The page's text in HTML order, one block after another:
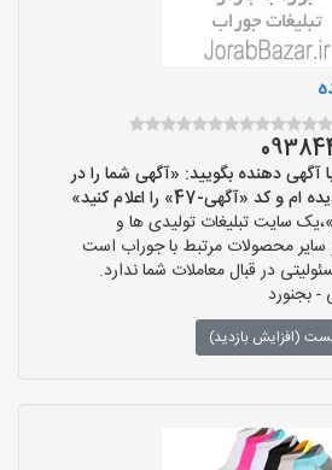
آگهی دهنده بگویید: «آگهی شما را در
«آگهی-47» را اعلام کنید»
سایت تبلیغات تولیدی ها و
محصولات مرتبط با جوراب است
در قبال معاملات شما ندارد.
بجنورد
(افزایش بازدید)